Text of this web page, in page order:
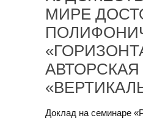
МИРЕ
АВТОРСКАЯ
Доклад на семинаре